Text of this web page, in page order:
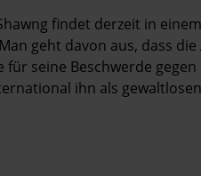
findet derzeit in
geht davon aus, dass
seine Beschwerde
ihn als